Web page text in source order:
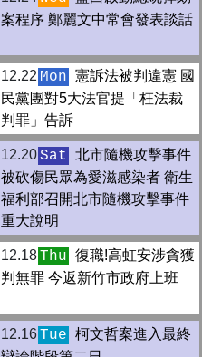
案程序 鄭麗文中常會發表談話
12.22 Mon 憲訴法被判違憲 國
民黨團對5大法官提「枉法裁
判罪」告訴
12.20Sat
北市隨機攻擊事件
被砍傷民眾為愛滋感染者 衛生
福利部召開北市隨機攻擊事件
重大說明
12.18Thu 復職!高虹安涉貪獲
判無罪 今返新竹市政府上班
12.16Tue 柯文哲案進入最終